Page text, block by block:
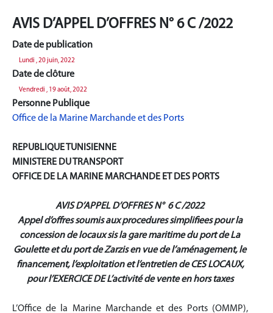
AVIS D’APPEL D’OFFRES N° 6 C /2022
Date de publication
Lundi , 20 juin, 2022
Date de clôture
Vendredi , 19 août, 2022
Personne Publique
Office de la Marine Marchande et des Ports
REPUBLIQUE TUNISIENNE
MINISTERE DU TRANSPORT
OFFICE DE LA MARINE MARCHANDE ET DES PORTS
AVIS D’APPEL D’OFFRES N° 6 C /2022
Appel d’offres soumis aux procedures simplifiees pour la
concession de locaux sis la gare maritime du port de La
Goulette et du port de Zarzis en vue de l’aménagement, le
financement, l’exploitation et l’entretien de CES LOCAUX,
pour l’EXERCICE DE L’activité de vente en hors taxes
L’Office de la Marine Marchande et des Ports (OMMP),